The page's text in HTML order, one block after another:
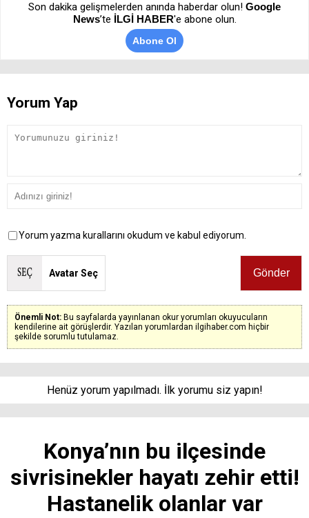
Son dakika gelişmelerden anında haberdar olun! Google
News’te İLGİ HABER'e abone olun.
Abone Ol
Yorum Yap
Yorum yazma kurallarını okudum ve kabul ediyorum.
Avatar Seç
Önemli Not: Bu sayfalarda yayınlanan okur yorumları okuyucuların
kendilerine ait görüşlerdir. Yazılan yorumlardan ilgihaber.com hiçbir
şekilde sorumlu tutulamaz.
Henüz yorum yapılmadı. İlk yorumu siz yapın!
Konya’nın bu ilçesinde
sivrisinekler hayatı zehir etti!
Hastanelik olanlar var